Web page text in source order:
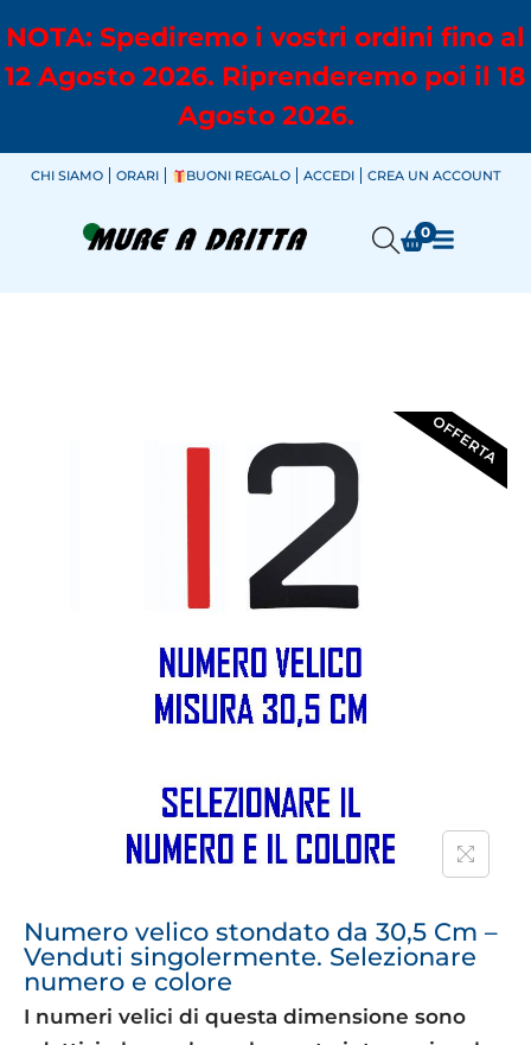
NOTA: Spediremo i vostri ordini fino al
12 Agosto 2026. Riprenderemo poi il 18
Agosto 2026.
CHI SIAMO ORARI BUONI REGALO ACCEDI CREA UN ACCOUNT
0
OFFERTA
Numero velico stondato da 30,5 Cm –
Venduti singolermente. Selezionare
numero e colore
I numeri velici di questa dimensione sono